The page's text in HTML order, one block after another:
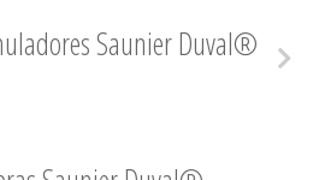
Saunier Duval®